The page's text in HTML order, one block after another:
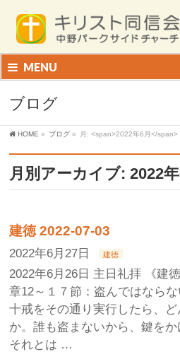
MENU
ブログ
HOME » ブログ » 月: <span>2022年6月</span>
月別アーカイブ: 2022年
建徳 2022-07-03
2022年6月27日 建徳
2022年6月26日 主日礼拝 《建
章12～１７節：盗んではなら
十戒をその通り実行したら、
か。誰も盗まないから、鍵を
それとは …